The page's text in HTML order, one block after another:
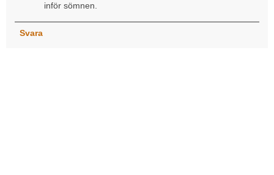
inför sömnen.
Svara